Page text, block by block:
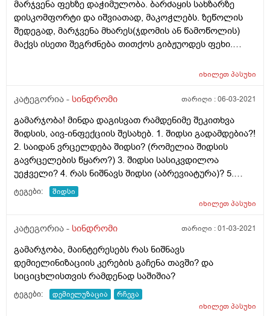
მარჯვენა ფეხზე დაჭიმულობა. ბარძაყის სახზარზე
დისკომფორტი და იშვიათად, მაკოჭლებს. ზეწოლის
შედეგად, მარჯვენა მხარეს(ჯდომის ან წამოწოლის)
მაქვს ისეთი შეგრძნება თითქოს გიბჟუოდეს ფეხი.
იხილეთპასუხი
კატეგორია - სინდრომი თარიღი :06-03-2021
გამარჯობა! მინდა დაგისვათ რამდენიმე შეკითხვა
შიდსის, აივ-ინფექციის შესახებ. 1. შიდსი გადამდებია?!
2. საიდან ვრცელდება შიდსი? (რომელია შიდსის
გავრცელების წყარო?) 3. შიდსი სასიკვდილოა
უეჭველი? 4. რას ნიშნავს შიდსი (აბრევიატურა)? 5.
რამდენად მაღალია ბავშვებში შიდსის გავრცელების
სტატისტიკა? ემართებათ ბავშვებს შიდსი?
ტეგები:
შიდსი
იხილეთპასუხი
კატეგორია - სინდრომი თარიღი :01-03-2021
გამარჯობა, მაინტერესებს რას ნიშნავს
დემიელინიზაციის კერების გაჩენა თავში? და
სიციცხლისთვის რამდენად საშიშია?
ტეგები: დემიელუზაცია
რჩევა
იხილეთპასუხი